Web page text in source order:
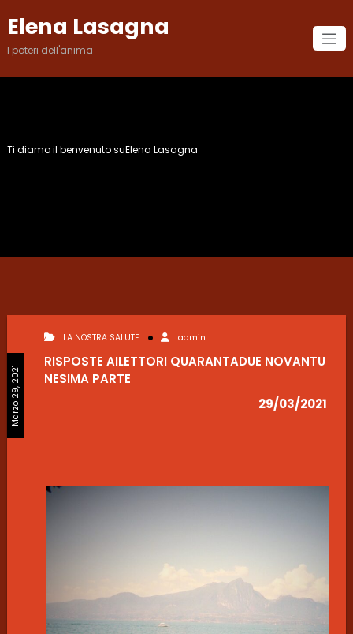
contenuto
Elena Lasagna
I poteri dell'anima
Ti diamo il benvenuto suElena Lasagna
Marzo 29, 2021
LA NOSTRA SALUTE admin
RISPOSTE AILETTORI QUARANTADUE NOVANTU
NESIMA PARTE
29/03/2021